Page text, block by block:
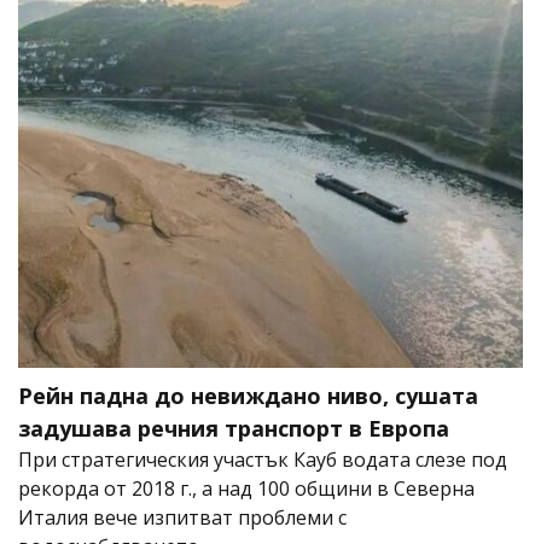
Рейн падна до невиждано ниво, сушата
задушава речния транспорт в Европа
При стратегическия участък Кауб водата слезе под
рекорда от 2018 г., а над 100 общини в Северна
Италия вече изпитват проблеми с